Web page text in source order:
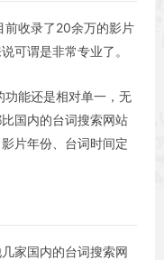
前收录了20余万的影片
可谓是非常专业了。
功能还是相对单一，无
国内的台词搜索网站
片年份、台词时间定
家国内的台词搜索网